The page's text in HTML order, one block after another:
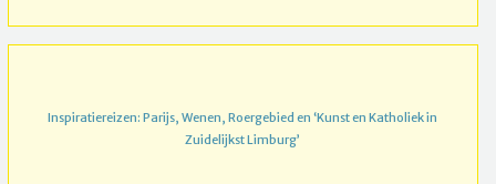
Inspiratiereizen: Parijs, Wenen, Roergebied en ‘Kunst en Katholiek in
Zuidelijkst Limburg’